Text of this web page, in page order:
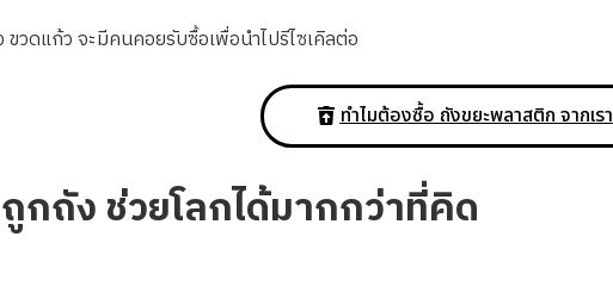
วดแก้ว จะมีคนคอยรับซื้อเพื่อนำไปรีไซเคิลต่อ
ทำไมต้องซื้อ ถังขยะพลาสติก จากเรา
กถัง ช่วยโลกได้มากกว่าที่คิด